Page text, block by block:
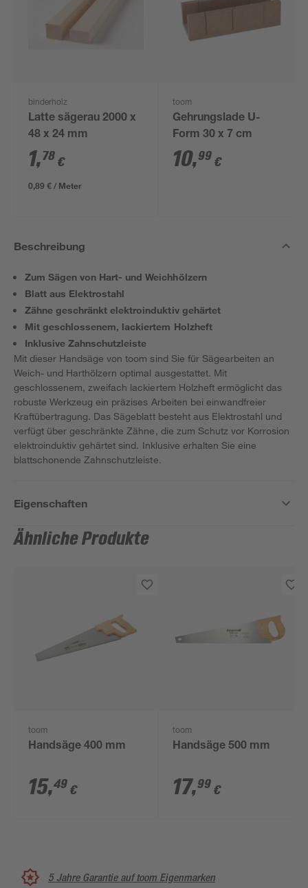
binderholz
Latte sägerau 2000 x
48 x 24 mm
1,78 €
0,89 € / Meter
toom
Gehrungslade U-
Form 30 x 7 cm
10,99 €
Beschreibung
Zum Sägen von Hart- und Weichhölzern
Blatt aus Elektrostahl
Zähne geschränkt elektroinduktiv gehärtet
Mit geschlossenem, lackiertem Holzheft
Inklusive Zahnschutzleiste
Mit dieser Handsäge von toom sind Sie für Sägearbeiten an
Weich- und Harthölzern optimal ausgestattet. Mit
geschlossenem, zweifach lackiertem Holzheft ermöglicht das
robuste Werkzeug ein präzises Arbeiten bei einwandfreier
Kraftübertragung. Das Sägeblatt besteht aus Elektrostahl und
verfügt über geschränkte Zähne, die zum Schutz vor Korrosion
elektroinduktiv gehärtet sind. Inklusive erhalten Sie eine
blattschonende Zahnschutzleiste.
Eigenschaften
Ähnliche Produkte
toom
Handsäge 400 mm
15,49 €
toom
Handsäge 500 mm
17,99 €
5 Jahre Garantie auf toom Eigenmarken